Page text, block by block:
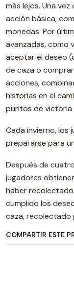
más lejos. Una
acción básica,
monedas. Por
avanzadas, como
aceptar el deseo
de caza o
acciones,
historias en el
puntos de victoria
Cada invierno, los
prepararse para
Después de
jugadores
haber
cumplido los
caza, recolectado
COMPARTIR ESTE